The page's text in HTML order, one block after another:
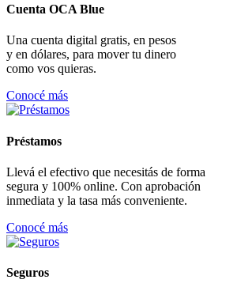
Cuenta OCA Blue
Una cuenta digital gratis, en pesos
y en dólares, para mover tu dinero
como vos quieras.
Conocé más
Préstamos
Llevá el efectivo que necesitás de forma
segura y 100% online. Con aprobación
inmediata y la tasa más conveniente.
Conocé más
Seguros